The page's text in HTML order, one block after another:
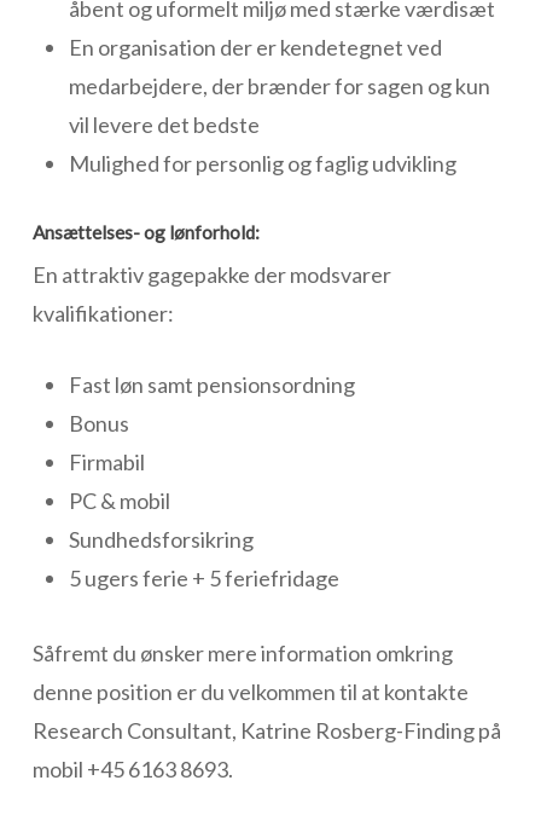
åbent og uformelt miljø med stærke værdisæt
En organisation der er kendetegnet ved
medarbejdere, der brænder for sagen og kun
vil levere det bedste
Mulighed for personlig og faglig udvikling
Ansættelses- og lønforhold:
En attraktiv gagepakke der modsvarer
kvalifikationer:
Fast løn samt pensionsordning
Bonus
Firmabil
PC & mobil
Sundhedsforsikring
5 ugers ferie + 5 feriefridage
Såfremt du ønsker mere information omkring
denne position er du velkommen til at kontakte
Research Consultant, Katrine Rosberg-Finding på
mobil +45 6163 8693.